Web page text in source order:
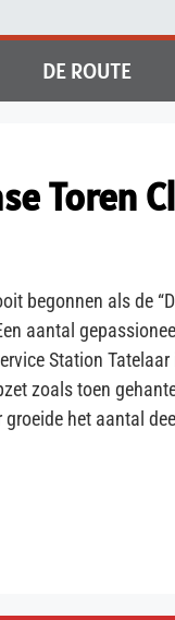
DE ROUTE
Toren
begonnen als de
aantal
Station
zoals toen
het aantal